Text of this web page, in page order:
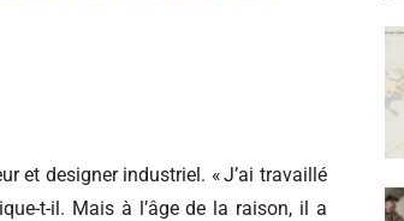
et designer industriel. « J’ai travaillé
t-il. Mais à l’âge de la raison, il a